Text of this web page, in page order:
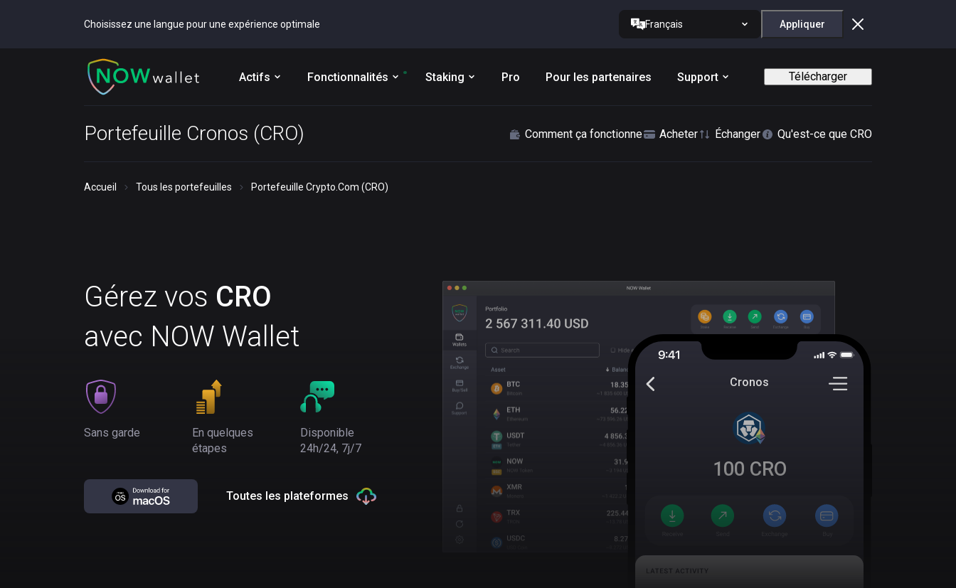
Choisissez une langue pour une expérience optimale Français Appliquer
Actifs Fonctionnalités Staking Pro Pour les partenaires Support Télécharger
Portefeuille Cronos (CRO) Comment ça fonctionne Acheter Échanger Qu'est-ce que CRO
Accueil Tous les portefeuilles Portefeuille Crypto.Com (CRO)
Gérez vos CRO
avec NOW Wallet
Sans garde
En quelques
étapes
Disponible
24h/24, 7j/7
Toutes les plateformes
Cronos
100 CRO